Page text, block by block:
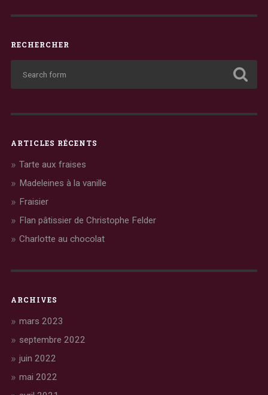
RECHERCHER
ARTICLES RÉCENTS
Tarte aux fraises
Madeleines à la vanille
Fraisier
Flan pâtissier de Christophe Felder
Charlotte au chocolat
ARCHIVES
mars 2023
septembre 2022
juin 2022
mai 2022